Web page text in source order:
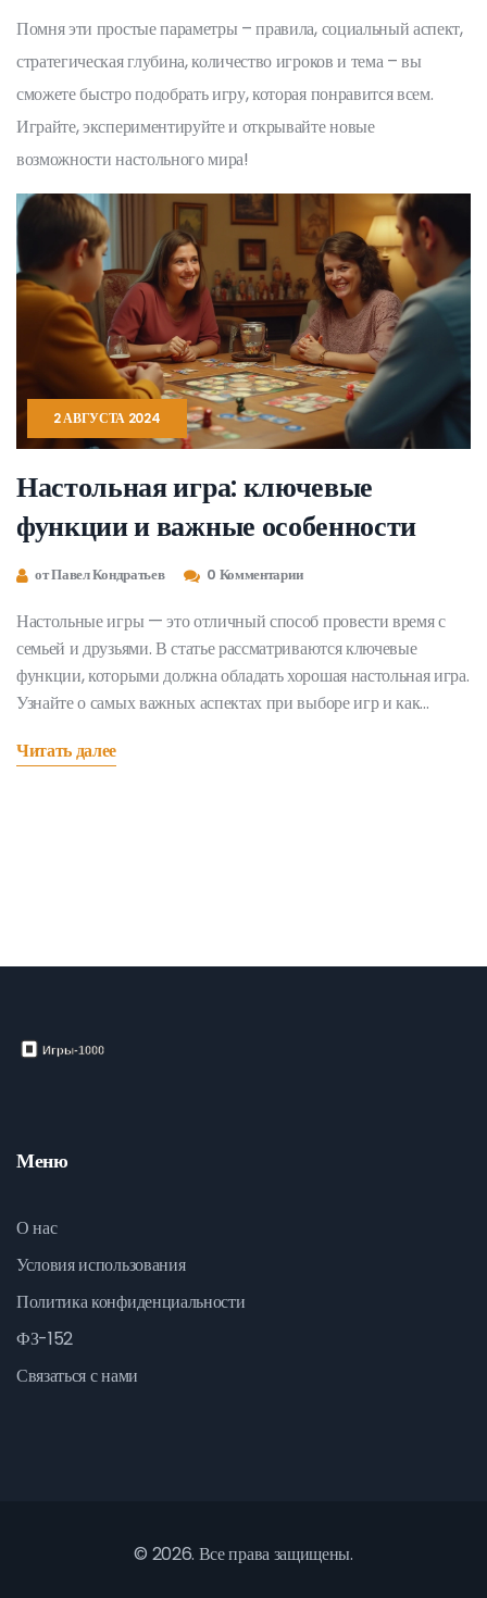
Помня эти простые параметры – правила, социальный аспект,
стратегическая глубина, количество игроков и тема – вы
сможете быстро подобрать игру, которая понравится всем.
Играйте, экспериментируйте и открывайте новые
возможности настольного мира!
2 АВГУСТА 2024
Настольная игра: ключевые
функции и важные особенности
от Павел Кондратьев 0 Комментарии
Настольные игры — это отличный способ провести время с
семьей и друзьями. В статье рассматриваются ключевые
функции, которыми должна обладать хорошая настольная игра.
Узнайте о самых важных аспектах при выборе игр и как
Читать далее
Меню
О нас
Условия использования
Политика конфиденциальности
ФЗ-152
Связаться с нами
© 2026. Все права защищены.